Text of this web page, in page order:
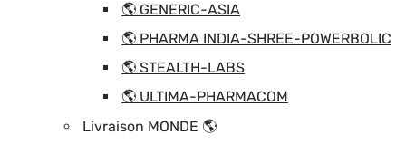
🌎 GENERIC-ASIA
🌎 PHARMA INDIA-SHREE-POWERBOLIC
🌎 STEALTH-LABS
🌎 ULTIMA-PHARMACOM
Livraison MONDE 🌎